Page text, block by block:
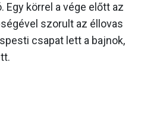
ÉLMÉNYEK
Egy körrel a vége előtt az
szorult az éllovas
csapat lett a bajnok,